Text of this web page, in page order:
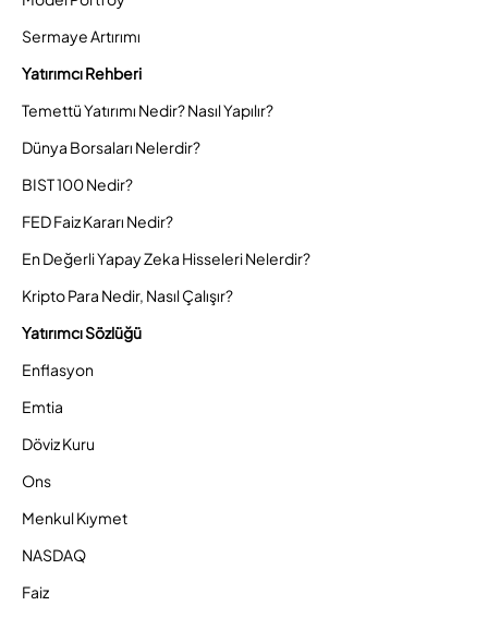
Sermaye Artırımı
Yatırımcı Rehberi
Temettü Yatırımı Nedir? Nasıl Yapılır?
Dünya Borsaları Nelerdir?
BIST 100 Nedir?
FED Faiz Kararı Nedir?
En Değerli Yapay Zeka Hisseleri Nelerdir?
Kripto Para Nedir, Nasıl Çalışır?
Yatırımcı Sözlüğü
Enflasyon
Emtia
Döviz Kuru
Ons
Menkul Kıymet
NASDAQ
Faiz